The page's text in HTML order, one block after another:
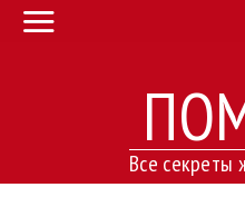
Все секреты